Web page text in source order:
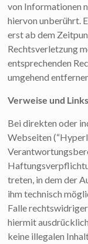
von Informationen
hiervon unberührt.
erst ab dem
Rechtsverletzung
entsprechenden
umgehend
Verweise und Links
Bei direkten oder
Webseiten
treten, in dem der
ihm technisch
Falle
hiermit
keine illegalen